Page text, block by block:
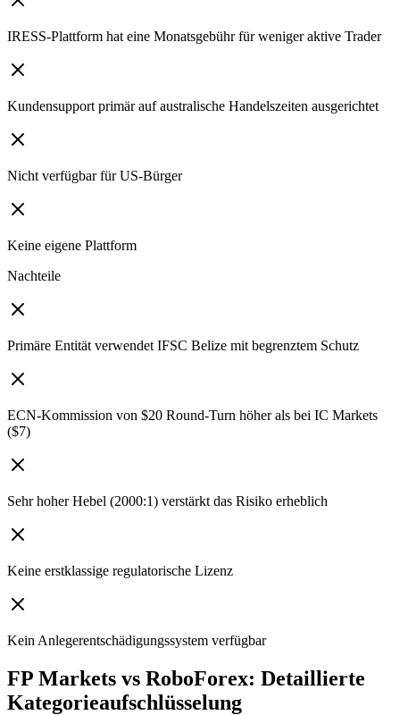
IRESS-Plattform hat eine Monatsgebühr für weniger aktive Trader
Kundensupport primär auf australische Handelszeiten ausgerichtet
Nicht verfügbar für US-Bürger
Keine eigene Plattform
Nachteile
Primäre Entität verwendet IFSC Belize mit begrenztem Schutz
ECN-Kommission von $20 Round-Turn höher als bei IC Markets
($7)
Sehr hoher Hebel (2000:1) verstärkt das Risiko erheblich
Keine erstklassige regulatorische Lizenz
Kein Anlegerentschädigungssystem verfügbar
FP Markets vs RoboForex: Detaillierte
Kategorieaufschlüsselung